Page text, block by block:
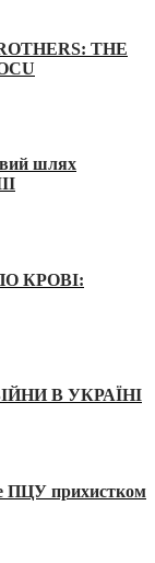
THE
шлях
КРОВІ:
В УКРАЇНІ
ПЦУ прихистком